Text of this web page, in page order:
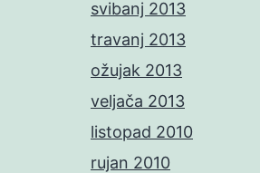
svibanj 2013
travanj 2013
ožujak 2013
veljača 2013
listopad 2010
rujan 2010